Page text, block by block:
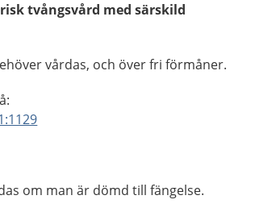
tvångsvård med särskild
vårdas, och över fri förmåner.
om man är dömd till fängelse.